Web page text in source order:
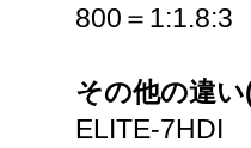
800＝1:1.8:3
その他の違
ELITE-7HDI